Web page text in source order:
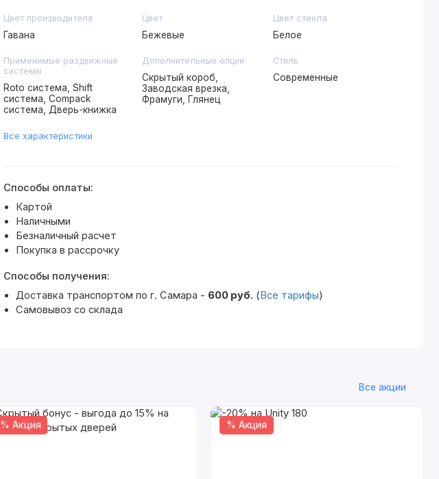
Цвет производителя
Гавана
Цвет
Бежевые
Цвет стекла
Белое
Применимые раздвижные
системы
Roto система, Shift
система, Compack
система, Дверь-книжка
Дополнительные опции
Скрытый короб,
Заводская врезка,
Фрамуги, Глянец
Стиль
Современные
Все характеристики
Способы оплаты:
Картой
Наличными
Безналичный расчет
Покупка в рассрочку
Способы получения:
Доставка транспортом по г. Самара - 600 руб. (Все тарифы)
Самовывоз со склада
Все акции
% Акция % Акция